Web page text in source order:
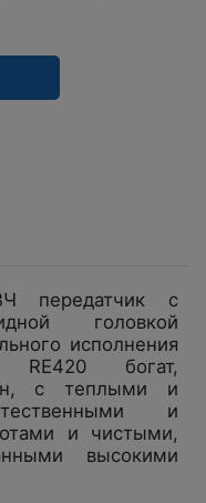
передатчик с
головкой
исполнения
богат,
с теплыми и
и
и чистыми,
высокими